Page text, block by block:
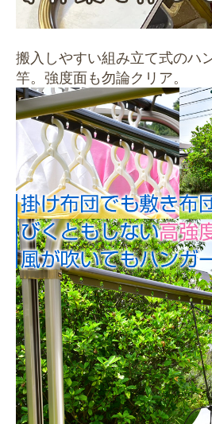
搬入しやすい組み立て式のハ
竿。強度面も勿論クリア。